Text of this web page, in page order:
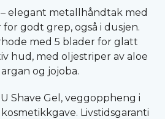
elegant metallhåndtak med
godt grep, også i dusjen.
med 5 blader for glatt
hud, med oljestriper av aloe
argan og jojoba.
Shave Gel, veggoppheng i
Livstidsgaranti